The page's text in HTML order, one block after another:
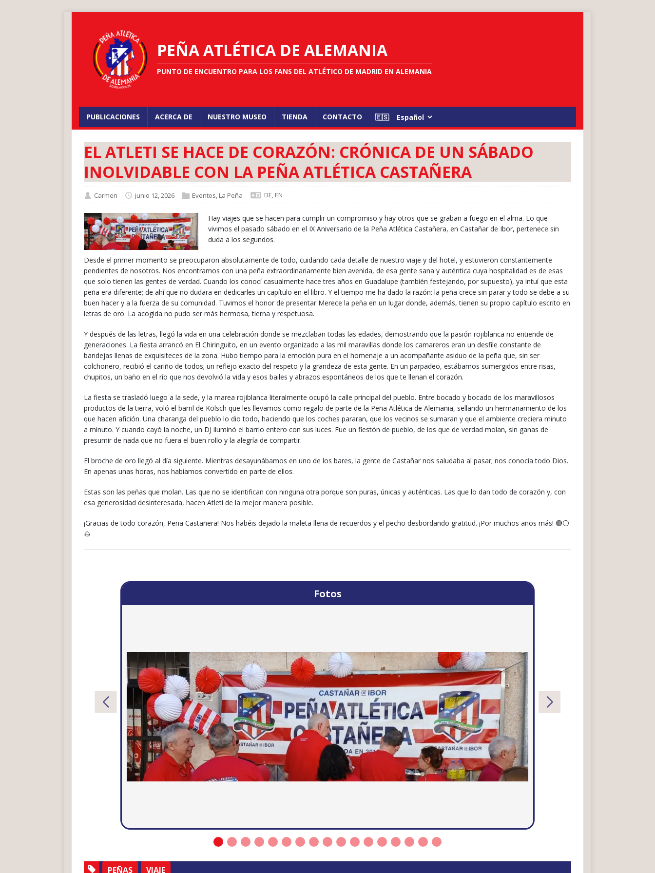
PEÑA ATLÉTICA DE ALEMANIA
PUNTO DE ENCUENTRO PARA LOS FANS DEL ATLÉTICO DE MADRID EN ALEMANIA
PUBLICACIONES ACERCA DE NUESTRO MUSEO TIENDA CONTACTO
EL ATLETI SE HACE DE CORAZÓN: CRÓNICA DE UN SÁBADO
INOLVIDABLE CON LA PEÑA ATLÉTICA CASTAÑERA
Carmen junio 12, 2026 Eventos La Peña DE, EN
Hay viajes que se hacen para cumplir un compromiso y hay otros que se graban a fuego en el alma. Lo que
vivimos el pasado sábado en el IX Aniversario de la Peña Atlética Castañera, en Castañar de Ibor, pertenece sin
duda a los segundos.
Desde el primer momento se preocuparon absolutamente de todo, cuidando cada detalle de nuestro viaje y del hotel, y estuvieron constantemente
pendientes de nosotros. Nos encontramos con una peña extraordinariamente bien avenida, de esa gente sana y auténtica cuya hospitalidad es de esas
que solo tienen las gentes de verdad. Cuando los conocí casualmente hace tres años en Guadalupe (también festejando, por supuesto), ya intuí que esta
peña era diferente; de ahí que no dudara en dedicarles un capítulo en el libro. Y el tiempo me ha dado la razón: la peña crece sin parar y todo se debe a su
buen hacer y a la fuerza de su comunidad. Tuvimos el honor de presentar Merece la peña en un lugar donde, además, tienen su propio capítulo escrito en
letras de oro. La acogida no pudo ser más hermosa, tierna y respetuosa.
Y después de las letras, llegó la vida en una celebración donde se mezclaban todas las edades, demostrando que la pasión rojiblanca no entiende de
generaciones. La fiesta arrancó en El Chiringuito, en un evento organizado a las mil maravillas donde los camareros eran un desfile constante de
bandejas llenas de exquisiteces de la zona. Hubo tiempo para la emoción pura en el homenaje a un acompañante asiduo de la peña que, sin ser
colchonero, recibió el cariño de todos; un reflejo exacto del respeto y la grandeza de esta gente. En un parpadeo, estábamos sumergidos entre risas,
chupitos, un baño en el río que nos devolvió la vida y esos bailes y abrazos espontáneos de los que te llenan el corazón.
La fiesta se trasladó luego a la sede, y la marea rojiblanca literalmente ocupó la calle principal del pueblo. Entre bocado y bocado de los maravillosos
productos de la tierra, voló el barril de Kölsch que les llevamos como regalo de parte de la Peña Atlética de Alemania, sellando un hermanamiento de los
que hacen afición. Una charanga del pueblo lo dio todo, haciendo que los coches pararan, que los vecinos se sumaran y que el ambiente creciera minuto
a minuto. Y cuando cayó la noche, un DJ iluminó el barrio entero con sus luces. Fue un fiestón de pueblo, de los que de verdad molan, sin ganas de
presumir de nada que no fuera el buen rollo y la alegría de compartir.
El broche de oro llegó al día siguiente. Mientras desayunábamos en uno de los bares, la gente de Castañar nos saludaba al pasar; nos conocía todo Dios.
En apenas unas horas, nos habíamos convertido en parte de ellos.
Estas son las peñas que molan. Las que no se identifican con ninguna otra porque son puras, únicas y auténticas. Las que lo dan todo de corazón y, con
esa generosidad desinteresada, hacen Atleti de la mejor manera posible.
¡Gracias de todo corazón, Peña Castañera! Nos habéis dejado la maleta llena de recuerdos y el pecho desbordando gratitud. ¡Por muchos años más! 🔴⚪
🌰
Fotos
PEÑAS VIAJE